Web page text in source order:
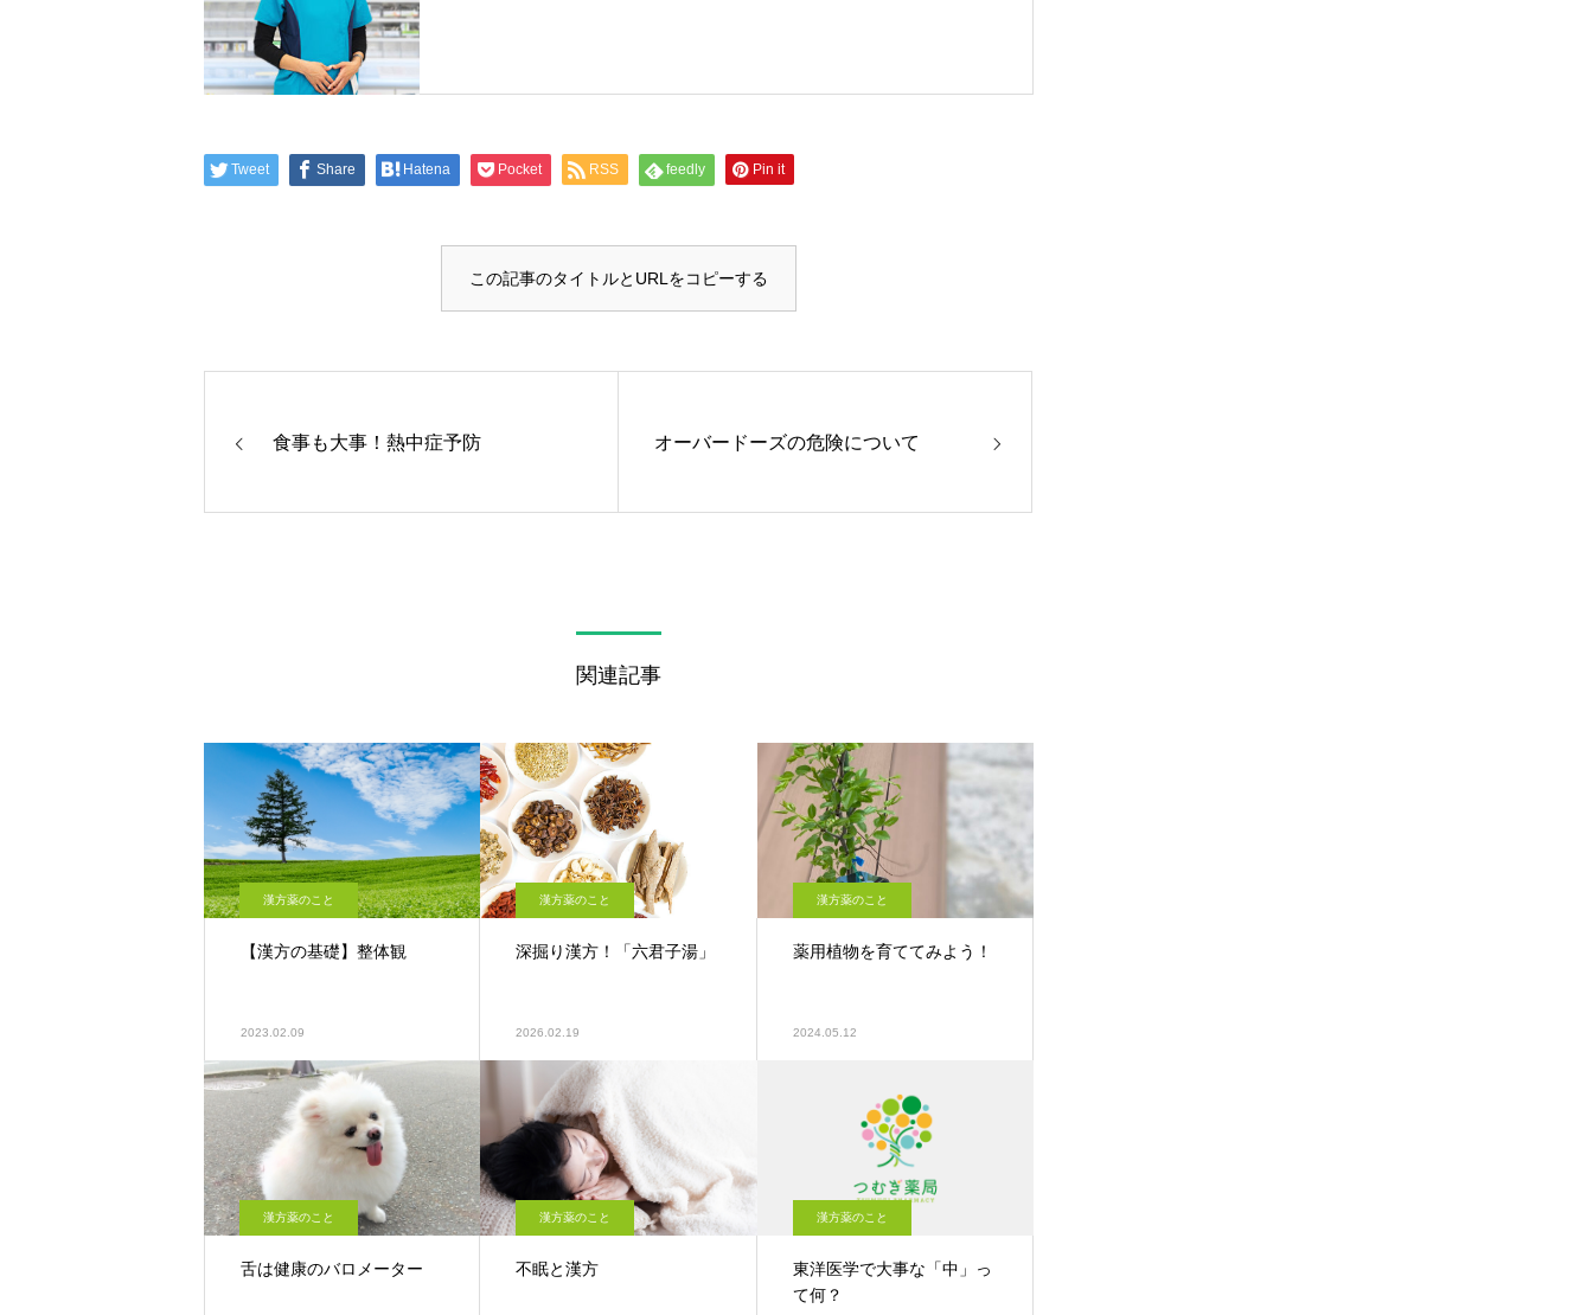
Tweet Share Hatena Pocket RSS feedly Pin it
この記事のタイトルとURLをコピーする
食事も大事！熱中症予防 オーバードーズの危険について
関連記事
漢方薬のこと
【漢方の基礎】整体観
2023.02.09
漢方薬のこと
深掘り漢方！「六君子湯」
2026.02.19
漢方薬のこと
薬用植物を育ててみよう！
2024.05.12
漢方薬のこと
舌は健康のバロメーター
漢方薬のこと
不眠と漢方
漢方薬のこと
東洋医学で大事な「中」っ
て何？